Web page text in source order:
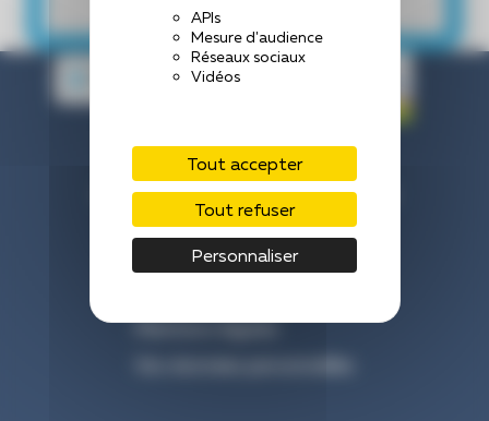
APIs
Mesure d'audience
Réseaux sociaux
Vidéos
Tout accepter
Tout refuser
Personnaliser
Centre Hospitalier de Laval
33 Rue du Haut Rocher, 53000 Laval
Nous contacter : 02 43 66 50 00
Mentions légales